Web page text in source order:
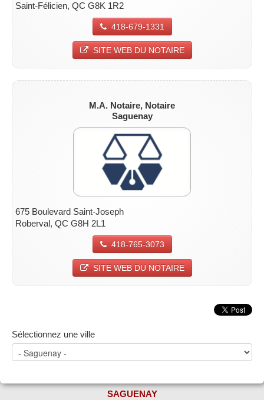
Saint-Félicien, QC G8K 1R2
418-679-1331
SITE WEB DU NOTAIRE
M.A. Notaire, Notaire
Saguenay
675 Boulevard Saint-Joseph
Roberval, QC G8H 2L1
418-765-3073
SITE WEB DU NOTAIRE
Sélectionnez une ville
SAGUENAY